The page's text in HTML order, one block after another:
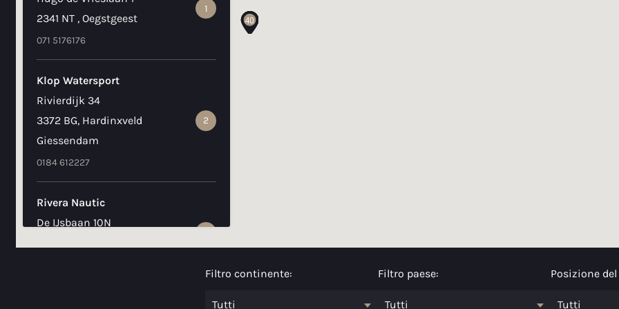
39
40
41
2341 NT , Oegstgeest
071 5176176
1
Klop Watersport
Rivierdijk 34
3372 BG, Hardinxveld
Giessendam
0184 612227
2
Rivera Nautic
De IJsbaan 10N
Filtro continente: Filtro paese: Posizione